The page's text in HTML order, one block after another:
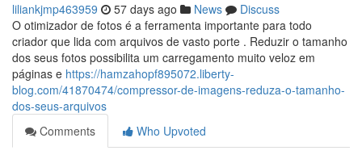
liliankjmp463959 57 days ago News
Discuss
O otimizador de fotos é a ferramenta importante para todo
criador que lida com arquivos de vasto porte . Reduzir o tamanho
dos seus fotos possibilita um carregamento muito veloz em
páginas e https://hamzahopf895072.liberty-
blog.com/41870474/compressor-de-imagens-reduza-o-tamanho-
dos-seus-arquivos
Comments
Who Upvoted